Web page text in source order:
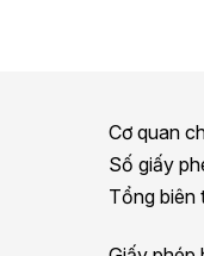
Cơ quan
Số giấy
Tổng biên